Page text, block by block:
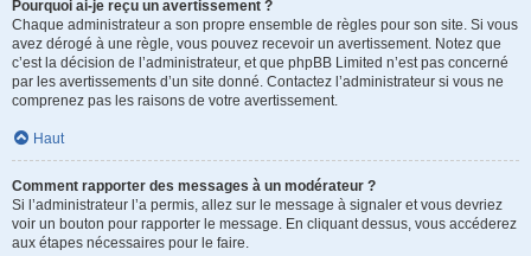
Pourquoi ai-je reçu un avertissement ?
Chaque administrateur a son propre ensemble de règles pour son site. Si vous
avez dérogé à une règle, vous pouvez recevoir un avertissement. Notez que
c’est la décision de l’administrateur, et que phpBB Limited n’est pas concerné
par les avertissements d’un site donné. Contactez l’administrateur si vous ne
comprenez pas les raisons de votre avertissement.
Haut
Comment rapporter des messages à un modérateur ?
Si l’administrateur l’a permis, allez sur le message à signaler et vous devriez
voir un bouton pour rapporter le message. En cliquant dessus, vous accéderez
aux étapes nécessaires pour le faire.